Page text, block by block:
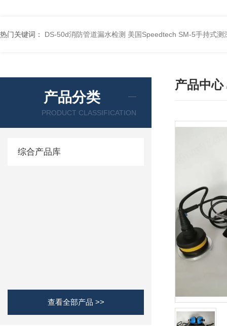
热门关键词： DS-50d消防管道漏水检测 美国Speedtech SM-5手持式测
产品分类
PRODUCT CLASSIFICATION
综合产品库
查看全部产品 >>
产品中心